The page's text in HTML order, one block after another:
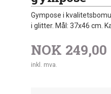
Gympose i
i glitter. Mål: 37x46 cm.
NOK 249,00
inkl. mva.